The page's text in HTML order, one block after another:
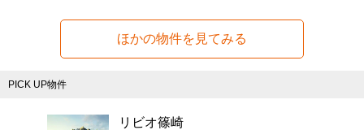
ほかの物件を見てみる
PICK UP物件
リビオ篠崎